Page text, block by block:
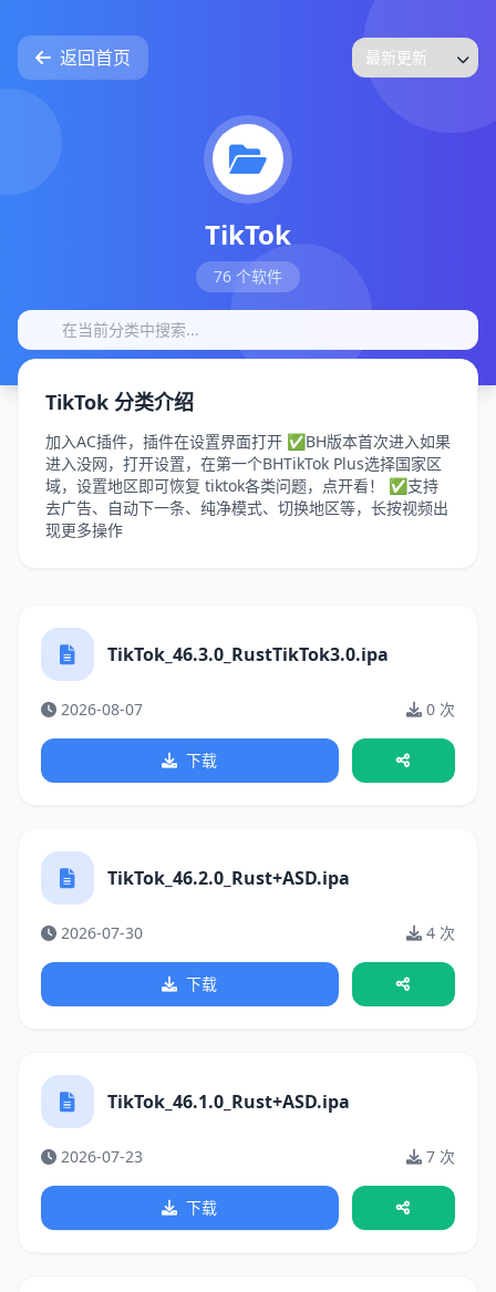
返回首页
TikTok
76 个软件
TikTok 分类介绍
加入AC插件，插件在设置界面打开 ✅BH版本首次进入如果
进入没网，打开设置，在第一个BHTikTok Plus选择国家区
域，设置地区即可恢复 tiktok各类问题，点开看！ ✅支持
去广告、自动下一条、纯净模式、切换地区等，长按视频出
现更多操作
TikTok_46.3.0_RustTikTok3.0.ipa
2026-08-07 0 次
下载
TikTok_46.2.0_Rust+ASD.ipa
2026-07-30 4 次
下载
TikTok_46.1.0_Rust+ASD.ipa
2026-07-23 7 次
下载